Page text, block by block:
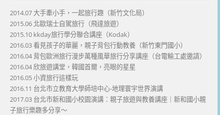
2014.07 大手牽小手，一起旅行趣（新竹文化局）
2015.06 北歐瑞士自駕旅行（飛達旅遊）
2015.10 kkday旅行學分聯合講座（Kodak）
2016.03 看見孩子的華麗，親子背包行動教養（新竹東門國小）
2016.04 背包歐洲旅行漫步萬種風華旅行分享講座（台電輸工處邀請）
2016.04 欣旅遊講堂，韓國首爾，亮眼的星星
2016.05 小資旅行這樣玩
2016.11 台北市立教育大學師培中心-地理寰宇世界演講
2017.03 台北市新和國小校園演講：親子旅遊與教養講座｜新和國小親
子旅行樂趣多分享～